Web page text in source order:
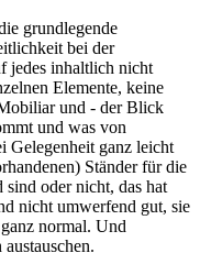
grundlegende
bei der
jedes inhaltlich nicht
Elemente, keine
und - der Blick
und was von
Gelegenheit ganz leicht
Ständer für die
sind oder nicht, das hat
nicht umwerfend gut, sie
normal. Und